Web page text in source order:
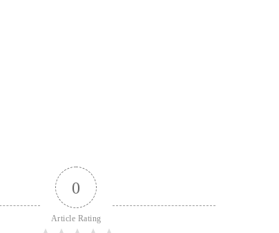
0
Article Rating